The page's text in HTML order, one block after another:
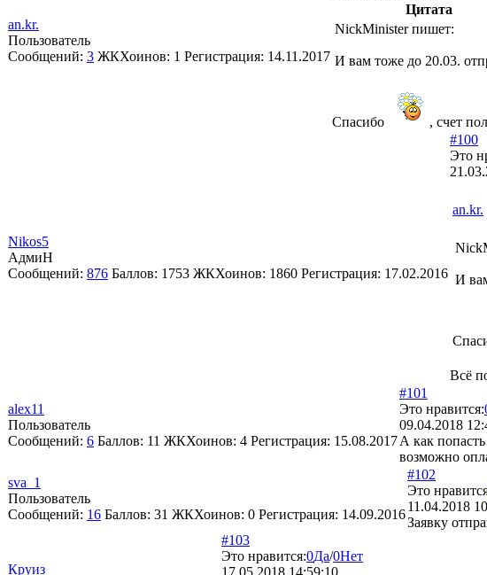
an.kr.
Пользователь
Сообщений: 3 ЖКХоинов: 1 Регистрация: 14.11.2017
Цитата
NickMinisterпишет:
И вам тоже до 20.03.
Спасибо , счет
Nikos5
АдмиН
Сообщений: 876 Баллов: 1753 ЖКХоинов: 1860 Регистрация: 17.02.2016
#100
Это
an.kr.
И
Всё
alex11
Пользователь
Сообщений: 6 Баллов: 11 ЖКХоинов: 4 Регистрация: 15.08.2017
#101
Это нравится:
09.04.2018
А как
возможно
sva_1
Пользователь
Сообщений: 16 Баллов: 31 ЖКХоинов: 0 Регистрация: 14.09.2016
#102
Это
11.04.2018
Заявку
Круиз
#103
Это нравится:0Да/0Нет
17.05.2018 14:59:10